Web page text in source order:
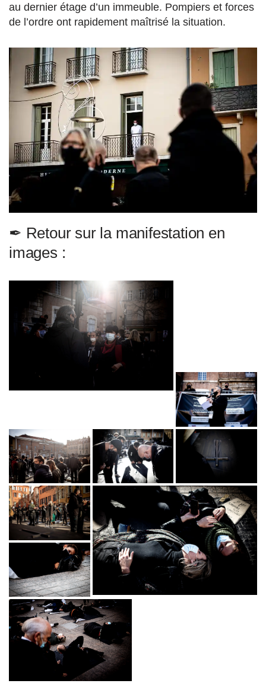
au dernier étage d’un immeuble. Pompiers et forces
de l’ordre ont rapidement maîtrisé la situation.
✒︎ Retour sur la manifestation en
images :